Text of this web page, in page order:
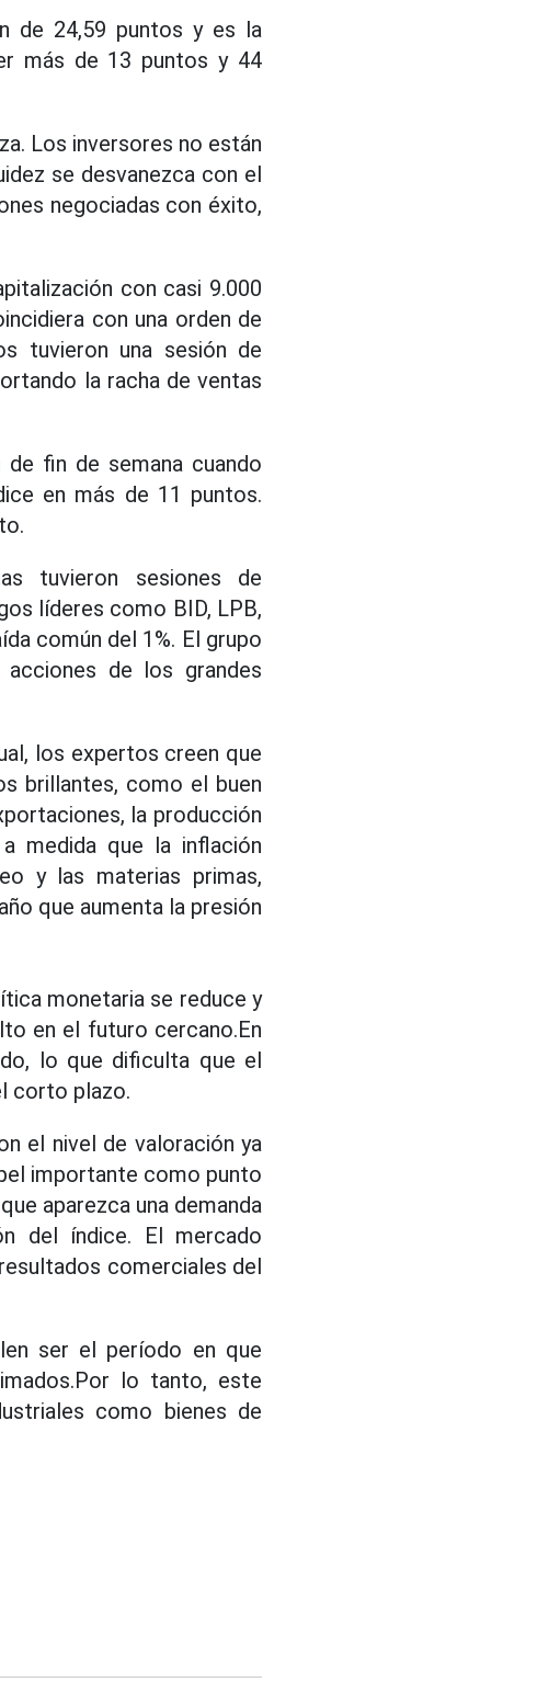
de 24,59 puntos y es la
más de 13 puntos y 44
Los inversores no están
se desvanezca con el
negociadas con éxito,
con casi 9.000
con una orden de
tuvieron una sesión de
la racha de ventas
fin de semana cuando
en más de 11 puntos.
tuvieron sesiones de
líderes como BID, LPB,
común del 1%. El grupo
de los grandes
los expertos creen que
brillantes, como el buen
la producción
medida que la inflación
y las materias primas,
que aumenta la presión
monetaria se reduce y
en el futuro cercano.En
lo que dificulta que el
corto plazo.
el nivel de valoración ya
importante como punto
aparezca una demanda
del índice. El mercado
comerciales del
ser el período en que
lo tanto, este
como bienes de